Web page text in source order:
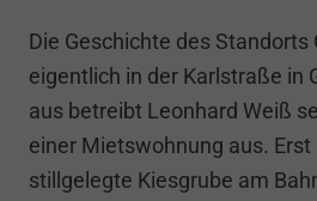
Die Geschichte des Standorts
eigentlich in der Karlstraße in
aus betreibt Leonhard Weiß
einer Mietswohnung aus.
stillgelegte Kiesgrube am